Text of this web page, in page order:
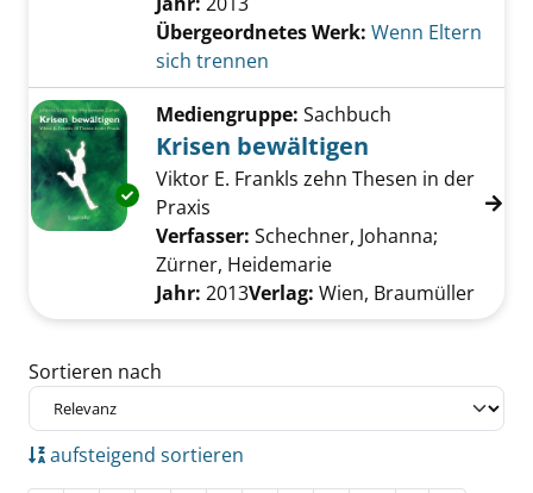
Übergeordnetes Werk: Wenn Eltern
sich trennen
Exemplar-Details von Krisen bewältigen
Mediengruppe: Sachbuch
Krisen bewältigen
Viktor E. Frankls zehn Thesen in der
Praxis
Verfasser: Schechner, Johanna;
Zürner, Heidemarie
Jahr: 2013Verlag: Wien, Braumüller
Zu den Suchfiltern springen
Sortieren nach
aufsteigend sortieren